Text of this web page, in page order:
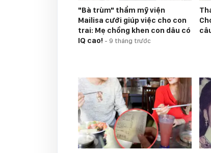
"Bà trùm" thẩm mỹ viện
Mailisa cưới giúp việc cho con
trai: Mẹ chồng khen con dâu có
IQ cao! - 9 tháng trước